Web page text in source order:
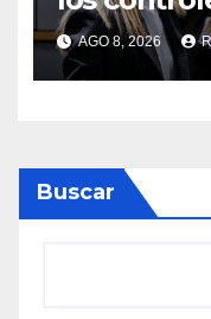
Italia tras
a retirar
AGO 8, 2026
Buscar